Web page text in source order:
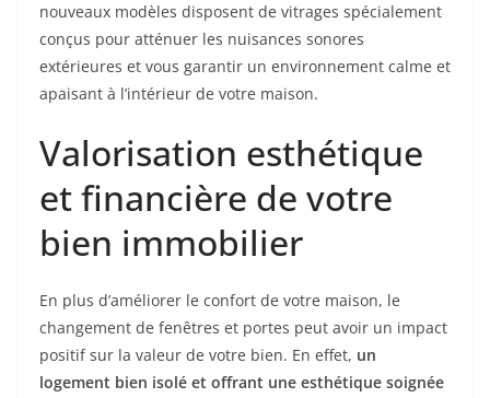
nouveaux modèles disposent de vitrages spécialement
conçus pour atténuer les nuisances sonores
extérieures et vous garantir un environnement calme et
apaisant à l’intérieur de votre maison.
Valorisation esthétique
et financière de votre
bien immobilier
En plus d’améliorer le confort de votre maison, le
changement de fenêtres et portes peut avoir un impact
positif sur la valeur de votre bien. En effet, un
logement bien isolé et offrant une esthétique soignée